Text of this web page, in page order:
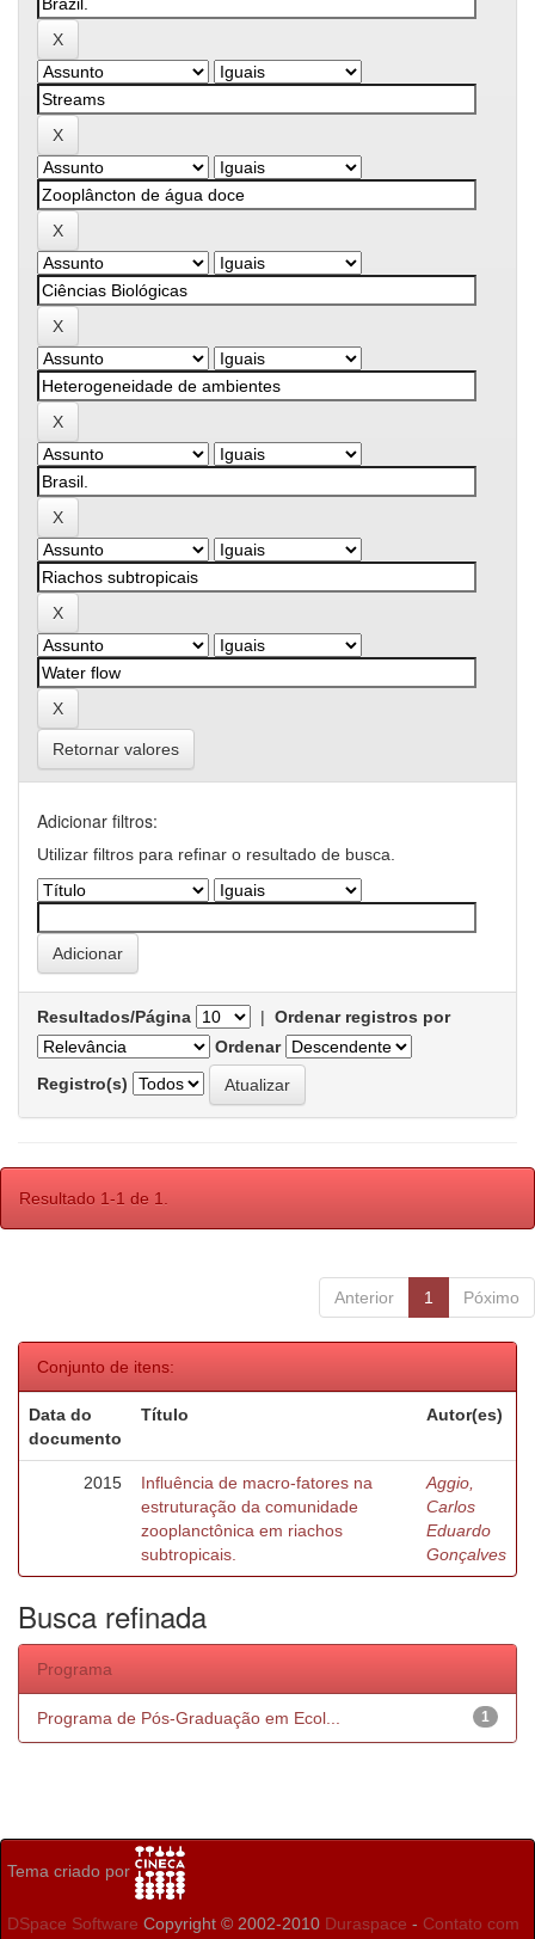
Retornar valores
Adicionar filtros:
Utilizar filtros para refinar o resultado de busca.
Resultados/Página | Ordenar registros por
Ordenar
Registro(s)
Resultado 1-1 de 1.
Anterior 1 Póximo
Conjunto de itens:
Data do
documento
Título Autor(es)
2015
Influência de macro-fatores na
estruturação da comunidade
zooplanctônica em riachos
subtropicais.
Aggio,
Carlos
Eduardo
Gonçalves
Busca refinada
Programa
1
Programa de Pós-Graduação em Ecol...
Tema criado por
DSpace Software Copyright © 2002-2010 Duraspace - Contato com